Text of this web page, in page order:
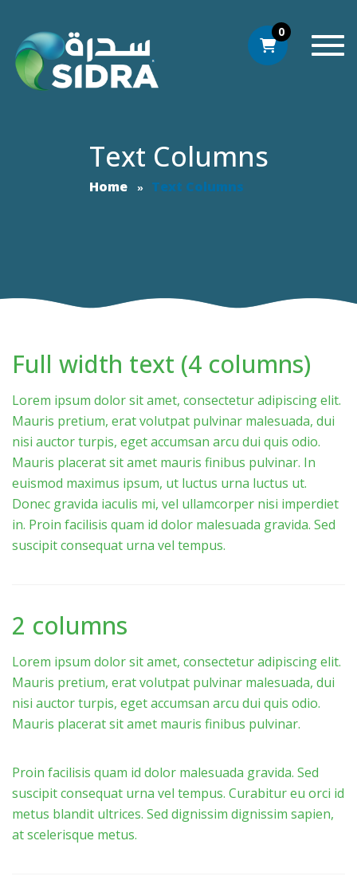
0
Text Columns
Home Text Columns
Full width text (4 columns)
Lorem ipsum dolor sit amet, consectetur adipiscing elit.
Mauris pretium, erat volutpat pulvinar malesuada, dui
nisi auctor turpis, eget accumsan arcu dui quis odio.
Mauris placerat sit amet mauris finibus pulvinar. In
euismod maximus ipsum, ut luctus urna luctus ut.
Donec gravida iaculis mi, vel ullamcorper nisi imperdiet
in. Proin facilisis quam id dolor malesuada gravida. Sed
suscipit consequat urna vel tempus.
2 columns
Lorem ipsum dolor sit amet, consectetur adipiscing elit.
Mauris pretium, erat volutpat pulvinar malesuada, dui
nisi auctor turpis, eget accumsan arcu dui quis odio.
Mauris placerat sit amet mauris finibus pulvinar.
Proin facilisis quam id dolor malesuada gravida. Sed
suscipit consequat urna vel tempus. Curabitur eu orci id
metus blandit ultrices. Sed dignissim dignissim sapien,
at scelerisque metus.